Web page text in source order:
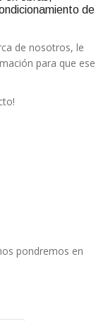
de
de nosotros, le
para que ese
pondremos en